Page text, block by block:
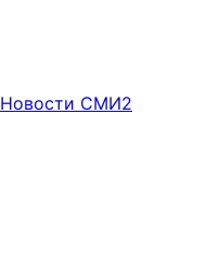
Новости СМИ2